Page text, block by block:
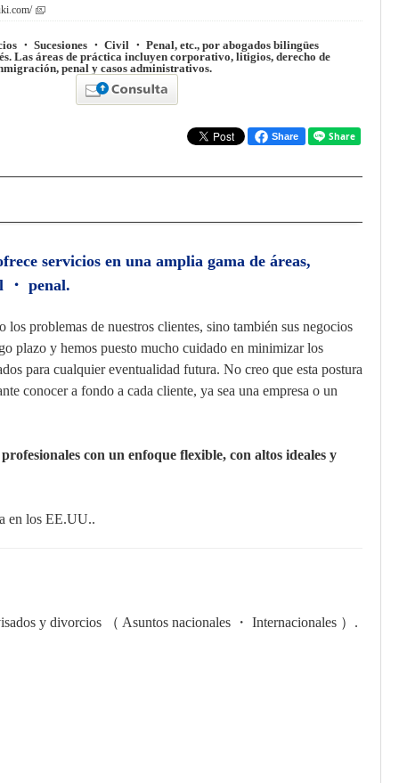
・ Sucesiones ・ Civil ・ Penal, etc., por abogados bilingües
Las áreas de práctica incluyen corporativo, litigios, derecho de
penal y casos administrativos.
Share
servicios en una amplia gama de áreas,
・ penal.
problemas de nuestros clientes, sino también sus negocios
plazo y hemos puesto mucho cuidado en minimizar los
para cualquier eventualidad futura. No creo que esta postura
conocer a fondo a cada cliente, ya sea una empresa o un
con un enfoque flexible, con altos ideales y
en los EE.UU..
y divorcios （ Asuntos nacionales ・ Internacionales ）.